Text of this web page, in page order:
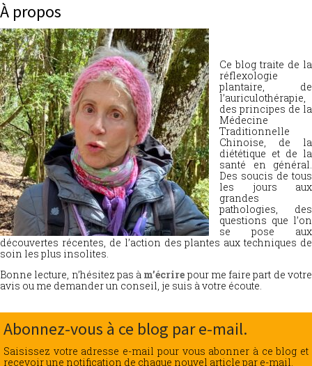
À propos
Ce blog traite de la
réflexologie
plantaire, de
l’auriculothérapie,
des principes de la
Médecine
Traditionnelle
Chinoise, de la
diététique et de la
santé en général.
Des soucis de tous
les jours aux
grandes
pathologies, des
questions que l’on
se pose aux
découvertes récentes, de l’action des plantes aux techniques de
soin les plus insolites.
Bonne lecture, n’hésitez pas à m’écrire pour me faire part de votre
avis ou me demander un conseil, je suis à votre écoute.
Abonnez-vous à ce blog par e-mail.
Saisissez votre adresse e-mail pour vous abonner à ce blog et
recevoir une notification de chaque nouvel article par e-mail.